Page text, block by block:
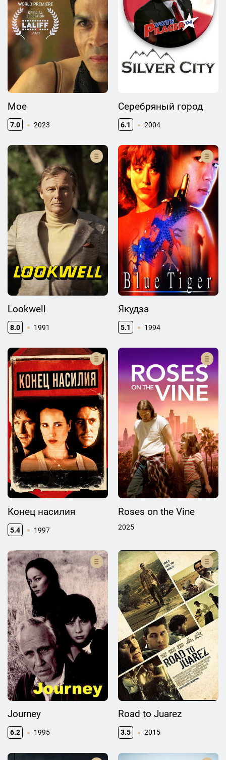
Moe
7.0 2023
Серебряный город
6.1 2004
Lookwell
8.0 1991
Якудза
5.1 1994
Конец насилия
5.4 1997
Roses on the Vine
2025
Journey
6.2 1995
Road to Juarez
3.5 2015